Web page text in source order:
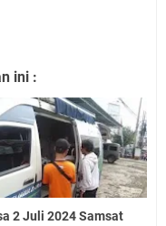
ini :
2 Juli 2024 Samsat